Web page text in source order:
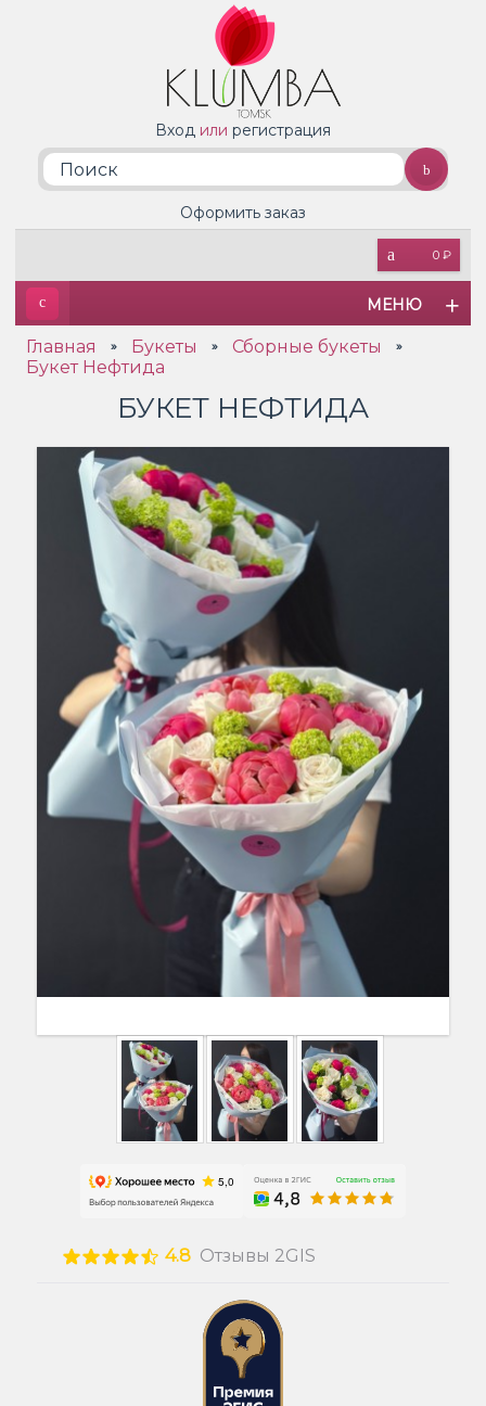
Вход или регистрация
0 ₽
Оформить заказ
МЕНЮ
Главная » Букеты » Сборные букеты »
Букет Нефтида
БУКЕТ НЕФТИДА
4.8 Отзывы 2GIS